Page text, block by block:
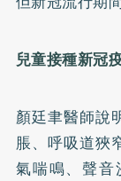
兒童接種新冠
顏廷聿醫師說
脹、呼吸道狹
氣喘鳴、聲